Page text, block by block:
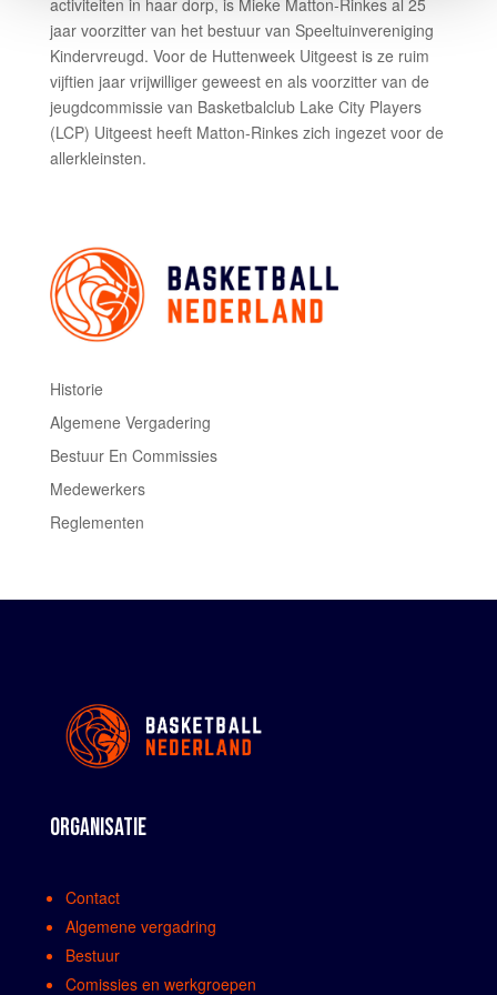
activiteiten in haar dorp, is Mieke Matton-Rinkes al 25
jaar voorzitter van het bestuur van Speeltuinvereniging
Kindervreugd. Voor de Huttenweek Uitgeest is ze ruim
vijftien jaar vrijwilliger geweest en als voorzitter van de
jeugdcommissie van Basketbalclub Lake City Players
(LCP) Uitgeest heeft Matton-Rinkes zich ingezet voor de
allerkleinsten.
Historie
Algemene Vergadering
Bestuur En Commissies
Medewerkers
Reglementen
ORGANISATIE
Contact
Algemene vergadring
Bestuur
Comissies en werkgroepen